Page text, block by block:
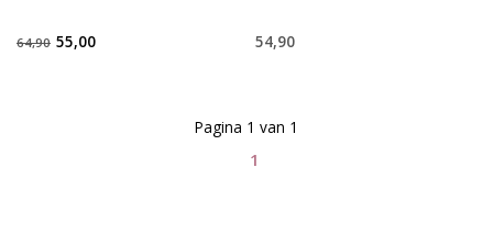
64,90 55,00 54,90
1
Pagina 1 van 1